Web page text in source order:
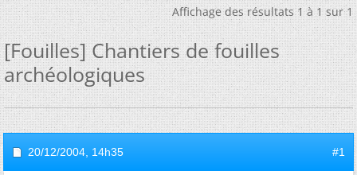
Affichage des résultats 1 à 1 sur 1
[Fouilles] Chantiers de fouilles
archéologiques
20/12/2004, 14h35 #1